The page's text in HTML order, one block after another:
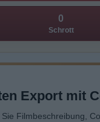
0
Schrott
Export mit
Filmbeschreibung,